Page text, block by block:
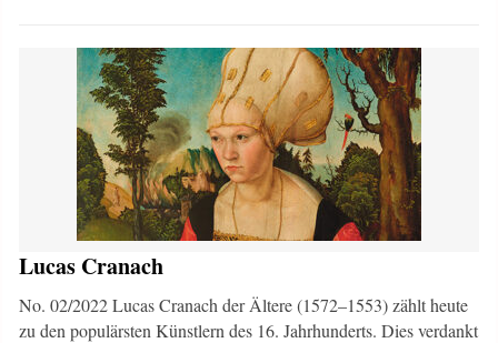
Lucas Cranach
No. 02/2022 Lucas Cranach der Ältere (1572–1553) zählt heute
zu den populärsten Künstlern des 16. Jahrhunderts. Dies verdankt